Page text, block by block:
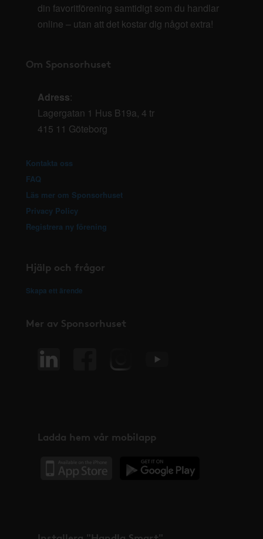
din favoritförening samtidigt som du handlar
online – utan att det kostar dig något extra!
Om Sponsorhuset
Adress:
Lagergatan 1 Hus B19a, 4 tr
415 11 Göteborg
Kontakta oss
FAQ
Läs mer om Sponsorhuset
Privacy Policy
Registrera ny förening
Hjälp och frågor
Skapa ett ärende
Mer av Sponsorhuset
Ladda hem vår mobilapp